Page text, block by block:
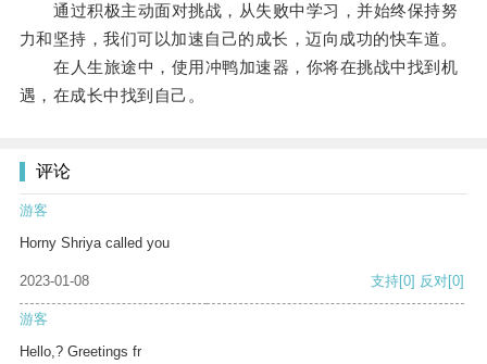
通过积极主动面对挑战，从失败中学习，并始终保持努
力和坚持，我们可以加速自己的成长，迈向成功的快车道。
在人生旅途中，使用冲鸭加速器，你将在挑战中找到机
遇，在成长中找到自己。
评论
游客
Horny Shriya called you
2023-01-08 支持[0] 反对[0]
游客
Hello,? Greetings fr